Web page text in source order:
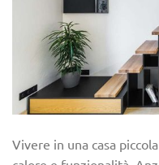
Vivere in una casa